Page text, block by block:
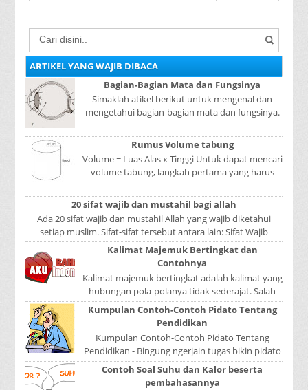
ARTIKEL YANG WAJIB DIBACA
Bagian-Bagian Mata dan Fungsinya
Simaklah atikel berikut untuk mengenal dan
mengetahui bagian-bagian mata dan fungsinya.
mer...
Rumus Volume tabung
Volume = Luas Alas x Tinggi Untuk dapat mencari
volume tabung, langkah pertama yang harus
tabun...
20 sifat wajib dan mustahil bagi allah
Ada 20 sifat wajib dan mustahil Allah yang wajib diketahui
setiap muslim. Sifat-sifat tersebut antara lain: Sifat Wajib
Tulisan A...
Kalimat Majemuk Bertingkat dan
Contohnya
Kalimat majemuk bertingkat adalah kalimat yang
hubungan pola-polanya tidak sederajat. Salah
satu pola menduduki sebagai induk kalimat, se...
Kumpulan Contoh-Contoh Pidato Tentang
Pendidikan
Kumpulan Contoh-Contoh Pidato Tentang
Pendidikan - Bingung ngerjain tugas bikin pidato
sekolah? Atau sedang nyari kumpulan contoh-
contoh ...
Contoh Soal Suhu dan Kalor beserta
pembahasannya